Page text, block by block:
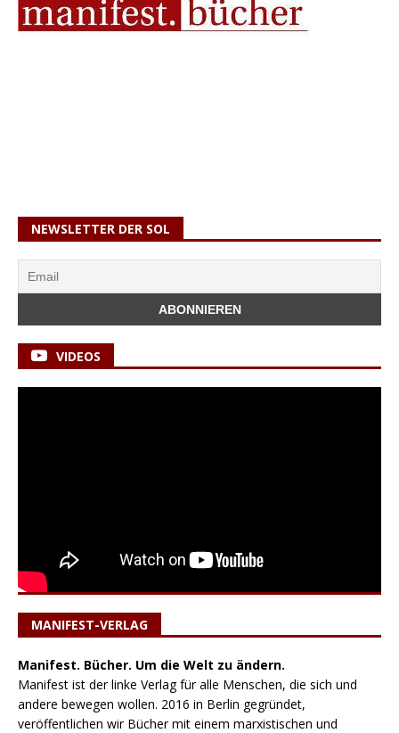
NEWSLETTER DER SOL
VIDEOS
MANIFEST-VERLAG
Manifest. Bücher. Um die Welt zu ändern.
Manifest ist der linke Verlag für alle Menschen, die sich und
andere bewegen wollen. 2016 in Berlin gegründet,
veröffentlichen wir Bücher mit einem marxistischen und